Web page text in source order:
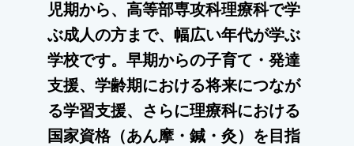
児期から、高等部専攻科理療科で学
ぶ成人の方まで、幅広い年代が学ぶ
学校です。早期からの子育て・発達
支援、学齢期における将来につなが
る学習支援、さらに理療科における
国家資格（あん摩・鍼・灸）を目指